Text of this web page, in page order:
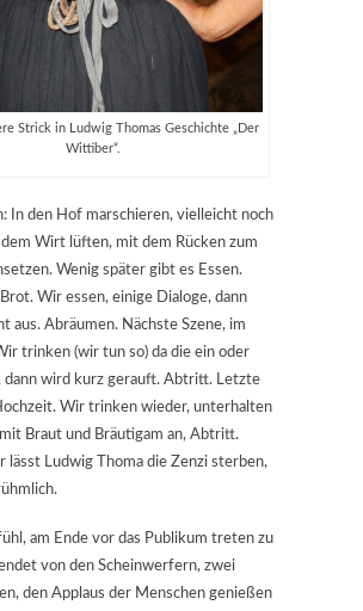
Strick in Ludwig Thomas Geschichte „Der
Wittiber“.
In den Hof marschieren, vielleicht noch
Wirt lüften, mit dem Rücken zum
Wenig später gibt es Essen.
Wir essen, einige Dialoge, dann
aus. Abräumen. Nächste Szene, im
trinken (wir tun so) da die ein oder
dann wird kurz gerauft. Abtritt. Letzte
Wir trinken wieder, unterhalten
Braut und Bräutigam an, Abtritt.
lässt Ludwig Thoma die Zenzi sterben,
am Ende vor das Publikum treten zu
von den Scheinwerfern, zwei
den Applaus der Menschen genießen